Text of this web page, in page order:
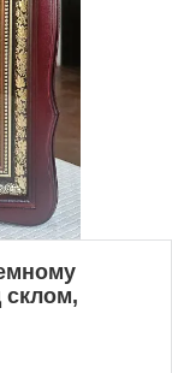
склом,